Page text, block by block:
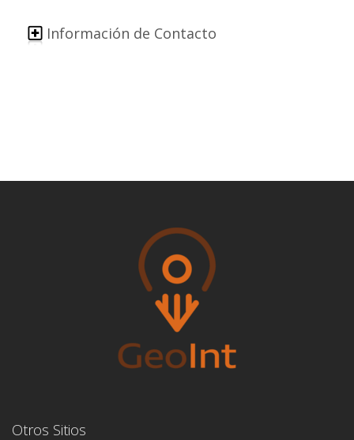
Información de Contacto
Otros Sitios